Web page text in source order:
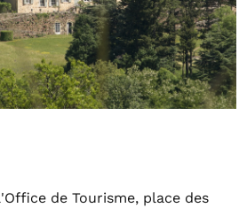
de Tourisme, place des